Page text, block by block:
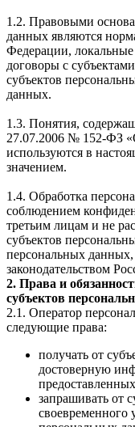
1.2. Правовыми
данных являются
Федерации,
договоры с
субъектов
данных.
1.3. Понятия,
27.07.2006 № 152-ФЗ
используются в
значением.
1.4. Обработка
соблюдением
третьим лицам и не
субъектов
персональных
законодательством
2. Права и
субъектов
2.1. Оператор
следующие права:
получать от
достоверную
запрашивать от
своевременного